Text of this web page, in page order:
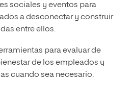
sociales y eventos para
a desconectar y construir
entre ellos.
para evaluar de
de los empleados y
cuando sea necesario.